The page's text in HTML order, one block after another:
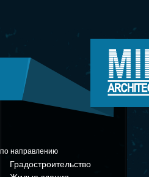
по направлению
Градостроительство